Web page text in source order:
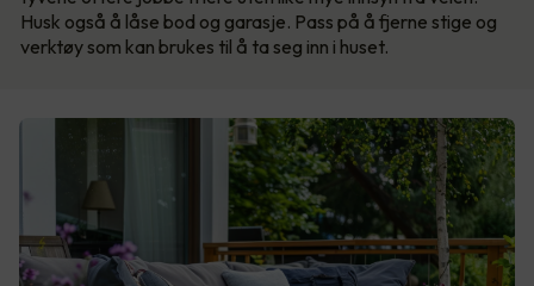
Husk også å låse bod og garasje. Pass på å fjerne stige og
verktøy som kan brukes til å ta seg inn i huset.